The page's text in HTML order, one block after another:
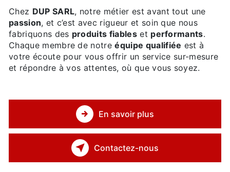
Chez DUP SARL, notre métier est avant tout une
passion, et c’est avec rigueur et soin que nous
fabriquons des produits fiableset performants.
Chaque membre de notreéquipe qualifiée est à
votre écoute pour vous offrir un service sur-mesure
et répondre à vos attentes, où que vous soyez.
En savoir plus
Contactez-nous